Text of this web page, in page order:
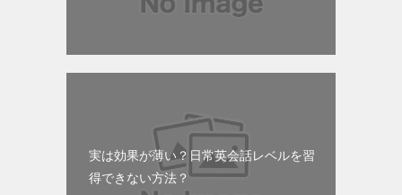
実は効果が薄い？日常英会話レベルを習
得できない方法？